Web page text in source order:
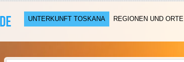
UNTERKUNFT TOSKANA REGIONEN UND ORTE